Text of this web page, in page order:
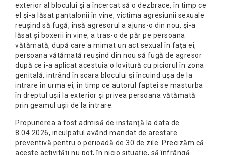
exterior al blocului şi a încercat să o dezbrace, în timp ce
el și-a lăsat pantalonii în vine, victima agresiunii sexuale
reușind să fugă, însă agresorul a ajuns-o din nou, și-a
lăsat și boxerii în vine, a tras-o de păr pe persoana
vătămată, după care a mimat un act sexual în fața ei,
persoana vătămată reușind din nou să fugă de agresor
după ce i-a aplicat acestuia o lovitură cu piciorul în zona
genitală, intrând în scara blocului şi încuind ușa de la
intrare în urma ei, în timp ce autorul faptei se masturba
în dreptul ușii la exterior şi privea persoana vătămată
prin geamul ușii de la intrare.
Propunerea a fost admisă de instanţă la data de
8.04.2026, inculpatul având mandat de arestare
preventivă pentru o perioadă de 30 de zile. Precizăm că
aceste activităţi nu pot, în nicio situaţie, să înfrângă